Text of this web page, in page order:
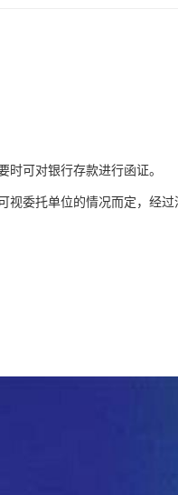
可对银行存款进行函证。
视委托单位的情况而定，经过